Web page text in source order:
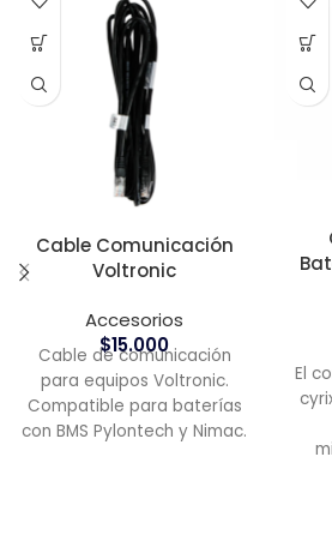
Cable Comunicación
Voltronic
Accesorios
$15.000
Cable de comunicación
para equipos Voltronic.
Compatible para baterías
con BMS Pylontech y Nimac.
El